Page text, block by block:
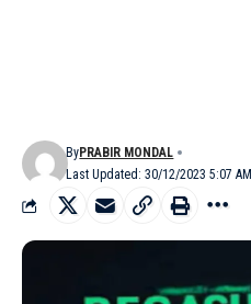
Last Updated: 30/12/2023 5:07 AM
ByPRABIR MONDAL